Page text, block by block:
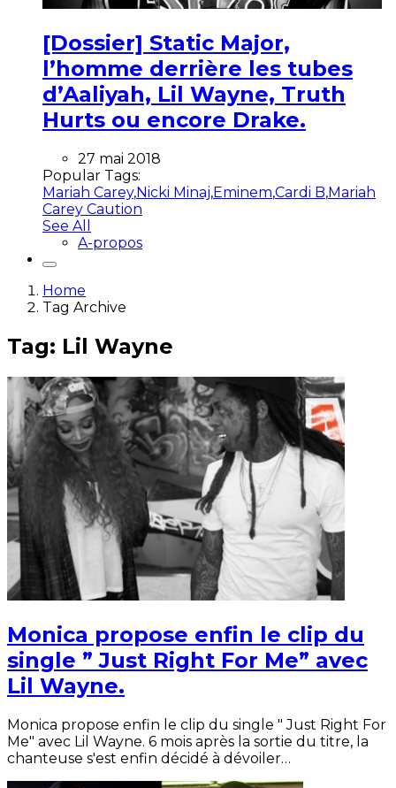
[Dossier] Static Major,
l’homme derrière les tubes
d’Aaliyah, Lil Wayne, Truth
Hurts ou encore Drake.
27 mai 2018
Popular Tags:
Mariah Carey,Nicki Minaj,Eminem,Cardi B,Mariah
Carey Caution
See All
A-propos
Home
Tag Archive
Tag: Lil Wayne
Monica propose enfin le clip du
single ” Just Right For Me” avec
Lil Wayne.
Monica propose enfin le clip du single " Just Right For
Me" avec Lil Wayne. 6 mois après la sortie du titre, la
chanteuse s'est enfin décidé à dévoiler…